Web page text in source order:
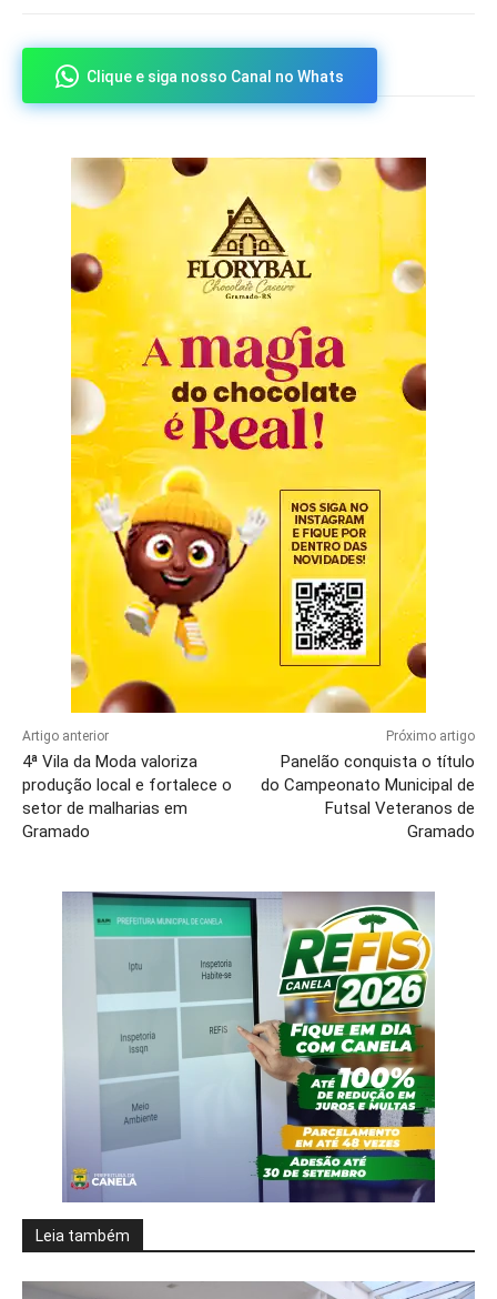
Clique e siga nosso Canal no Whats
Artigo anterior
4ª Vila da Moda valoriza
produção local e fortalece o
setor de malharias em
Gramado
Próximo artigo
Panelão conquista o título
do Campeonato Municipal de
Futsal Veteranos de
Gramado
Leia também